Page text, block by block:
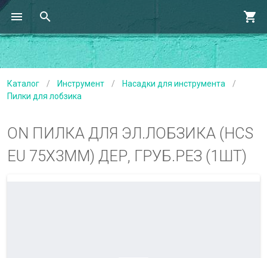
Каталог / Инструмент / Насадки для инструмента
/
Пилки для лобзика
ON ПИЛКА ДЛЯ ЭЛ.ЛОБЗИКА (HCS
EU 75Х3ММ) ДЕР, ГРУБ.РЕЗ (1ШТ)